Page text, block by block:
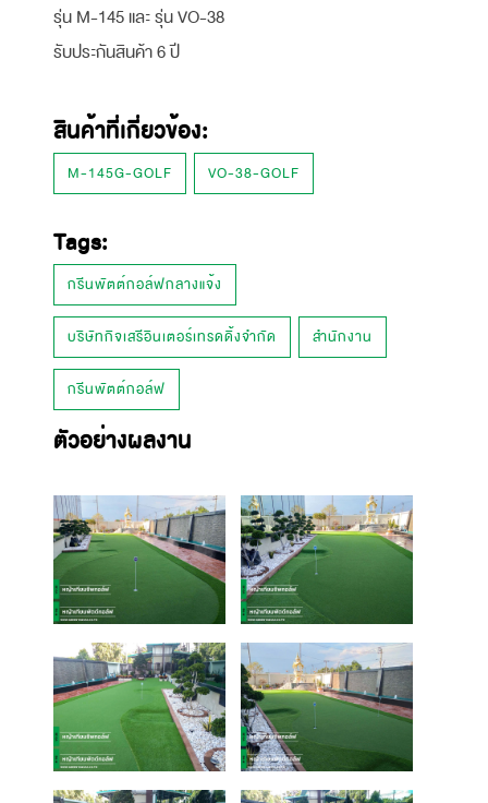
รุ่น M-145 และ รุ่น VO-38
รับประกันสินค้า 6 ปี
สินค้าที่เกี่ยวข้อง:
M-145G-GOLF VO-38-GOLF
Tags:
กรีนพัตต์กอล์ฟกลางแจ้ง
บริษัทกิจเสรีอินเตอร์เทรดดิ้งจำกัด สำนักงาน
กรีนพัตต์กอล์ฟ
ตัวอย่างผลงาน